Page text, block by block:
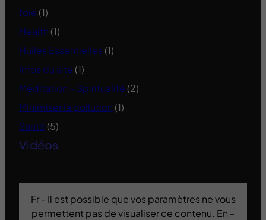
foie (1)
Health (1)
Huiles Essentielles (1)
Infos du site (1)
Méditation – Spiritualité (2)
Minimiser la pollution (1)
Santé (5)
Vidéos
Fr - Il est possible que vos paramètres ne vous
permettent pas de visualiser ce contenu. En -